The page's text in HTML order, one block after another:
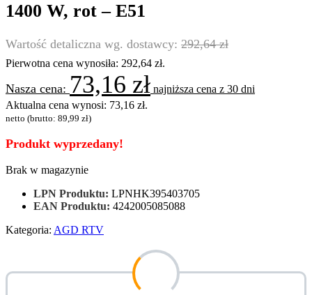
1400 W, rot – E51
292,64zł
Pierwotna cena wynosiła: 292,64 zł.
73,16 zł najniższa cena z 30 dni
Aktualna cena wynosi: 73,16 zł.
netto (brutto: 89,99 zł)
Produkt wyprzedany!
Brak w magazynie
LPN Produktu: LPNHK395403705
EAN Produktu: 4242005085088
Kategoria: AGD RTV